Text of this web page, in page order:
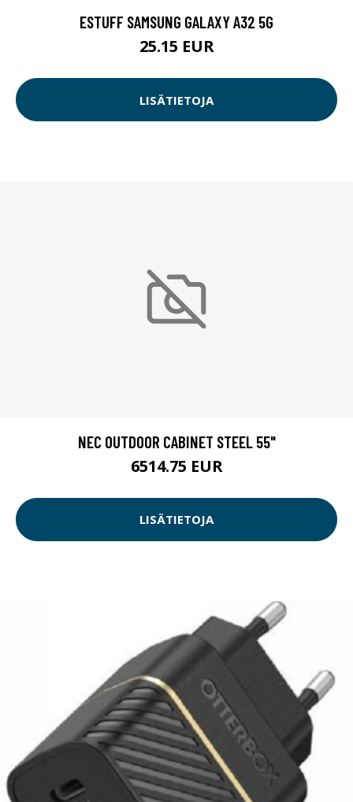
ESTUFF SAMSUNG GALAXY A32 5G
25.15 EUR
LISÄTIETOJA
NEC OUTDOOR CABINET STEEL 55"
6514.75 EUR
LISÄTIETOJA